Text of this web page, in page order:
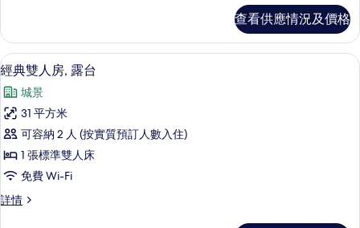
的
相
片
房
詳
情
查看供應情況及價格
載
入
所
有
經
典
雙
人
經典雙人房, 露台 | 房內夾萬、書桌、
6
經典雙人房, 露台
城景
31 平方米
可容納 2 人 (按實質預訂人數入住)
1 張標準雙人床
免費 Wi-Fi
詳情
經